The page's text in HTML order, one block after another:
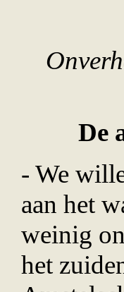
De
- We
aan het
weinig
het